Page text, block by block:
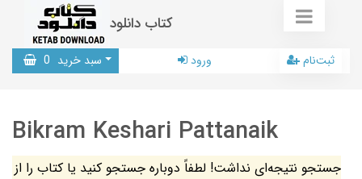
کتاب دانلود
سبد خرید 0 ورود ثبت‌نام
Bikram Keshari Pattanaik
جستجو نتیجه‌ای نداشت! لطفاً دوباره جستجو کنید یا کتاب را از